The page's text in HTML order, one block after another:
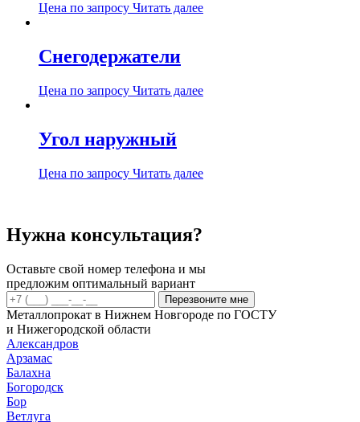
Цена по запросу Читать далее
Снегодержатели
Цена по запросу Читать далее
Угол наружный
Цена по запросу Читать далее
Нужна консультация?
Оставьте свой номер телефона и мы
предложим оптимальный вариант
Перезвоните мне
Металлопрокат в Нижнем Новгороде по ГОСТУ
и Нижегородской области
Александров
Арзамас
Балахна
Богородск
Бор
Ветлуга